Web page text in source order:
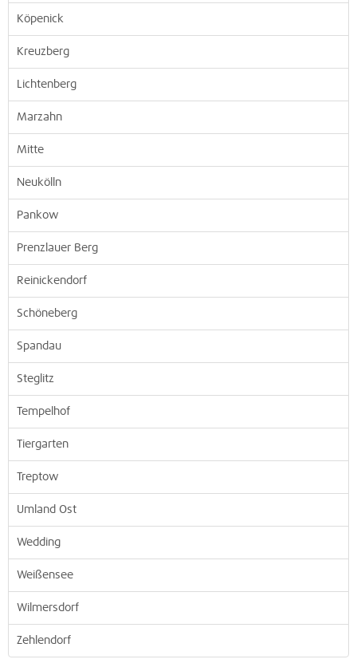
Köpenick
Kreuzberg
Lichtenberg
Marzahn
Mitte
Neukölln
Pankow
Prenzlauer Berg
Reinickendorf
Schöneberg
Spandau
Steglitz
Tempelhof
Tiergarten
Treptow
Umland Ost
Wedding
Weißensee
Wilmersdorf
Zehlendorf